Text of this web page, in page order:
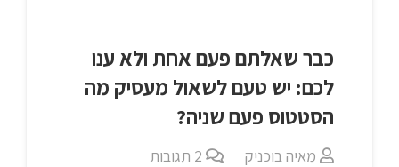
כבר שאלתם פעם אחת ולא ענו
לכם: יש טעם לשאול מעסיק מה
הסטטוס פעם שניה?
מאיה בוכניק 2 תגובות